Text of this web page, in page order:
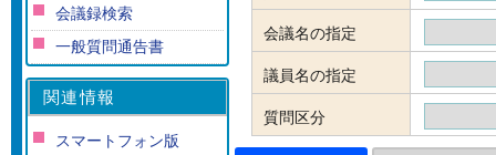
会議名の指定
議員名の指定
質問区分
会議録検索
一般質問通告書
関連情報
スマートフォン版